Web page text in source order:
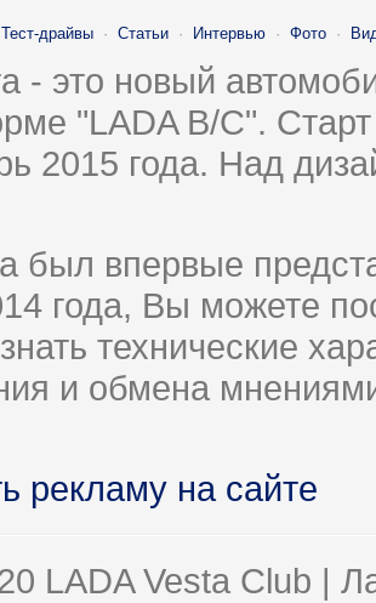
Тест-драйвы · Статьи · Интервью · Фото ·
- это новый
"LADA B/C".
2015 года. Над
был впервые
года, Вы можете
технические
и обмена
рекламу на сайте
LADA Vesta Club |